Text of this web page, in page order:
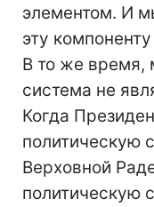
элементом. И
эту
В то же время,
система не
Когда
политическую
Верховной
политическую